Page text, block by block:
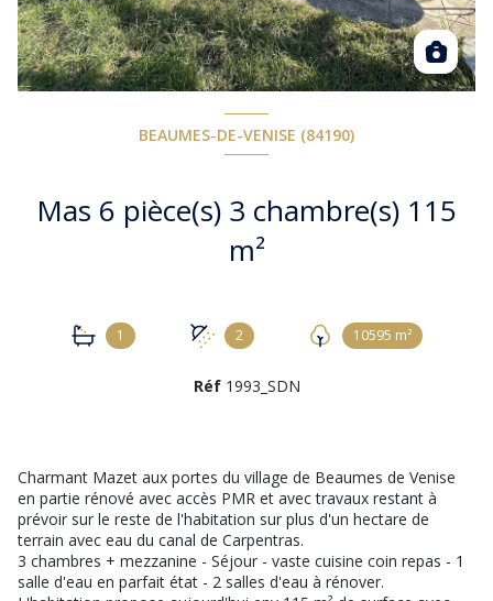
BEAUMES-DE-VENISE (84190)
Mas 6 pièce(s) 3 chambre(s) 115
m²
1 2 10595 m²
Réf 1993_SDN
Charmant Mazet aux portes du village de Beaumes de Venise
en partie rénové avec accès PMR et avec travaux restant à
prévoir sur le reste de l'habitation sur plus d'un hectare de
terrain avec eau du canal de Carpentras.
3 chambres + mezzanine - Séjour - vaste cuisine coin repas - 1
salle d'eau en parfait état - 2 salles d'eau à rénover.